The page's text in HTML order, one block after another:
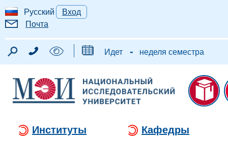
Русский
Вход
Почта
Идет - неделя семестра
Институты Кафедры